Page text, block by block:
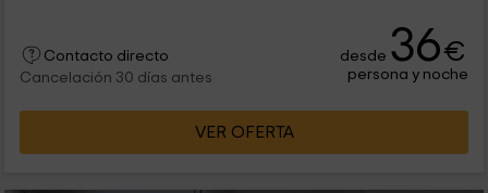
Contacto directo
Cancelación 30 días antes
desde 36€
persona y noche
VER OFERTA